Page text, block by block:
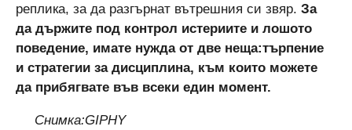
реплика, за да разгърнат вътрешния си звяр. За
да държите под контрол истериите и лошото
поведение, имате нужда от две неща:търпение
и стратегии за дисциплина, към които можете
да прибягвате във всеки един момент.
Снимка:GIPHY